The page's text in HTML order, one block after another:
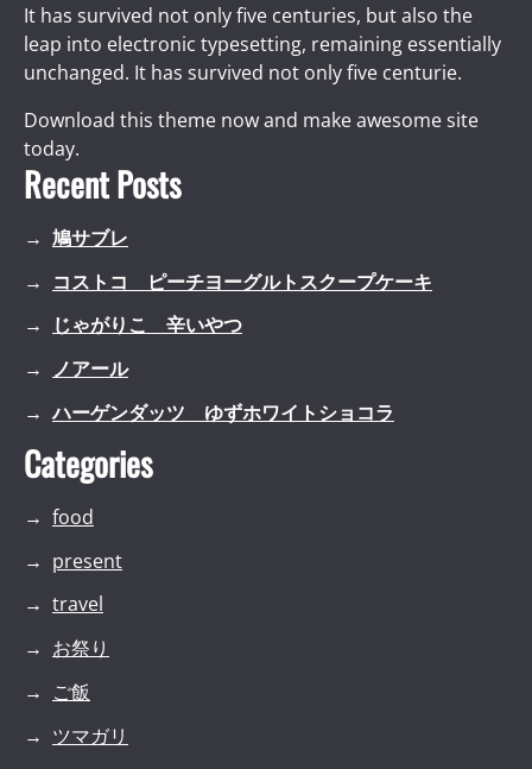
It has survived not only five centuries, but also the
leap into electronic typesetting, remaining essentially
unchanged. It has survived not only five centurie.
Download this theme now and make awesome site
today.
Recent Posts
鳩サブレ
コストコ ピーチヨーグルトスクープケーキ
じゃがりこ 辛いやつ
ノアール
ハーゲンダッツ ゆずホワイトショコラ
Categories
food
present
travel
お祭り
ご飯
ツマガリ